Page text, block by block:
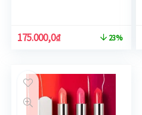
175.000,0₫ 23%